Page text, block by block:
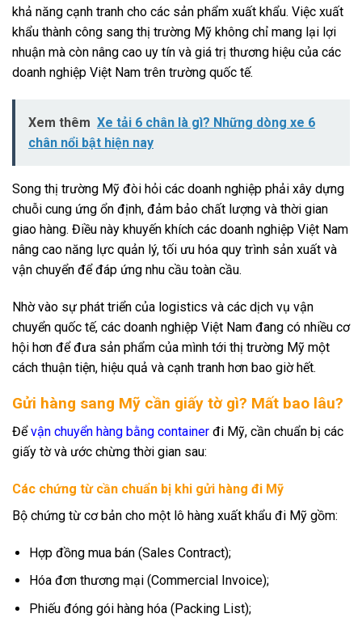
khả năng cạnh tranh cho các sản phẩm xuất khẩu. Việc xuất
khẩu thành công sang thị trường Mỹ không chỉ mang lại lợi
nhuận mà còn nâng cao uy tín và giá trị thương hiệu của các
doanh nghiệp Việt Nam trên trường quốc tế.
Xem thêm Xe tải 6 chân là gì? Những dòng xe 6
chân nổi bật hiện nay
Song thị trường Mỹ đòi hỏi các doanh nghiệp phải xây dựng
chuỗi cung ứng ổn định, đảm bảo chất lượng và thời gian
giao hàng. Điều này khuyến khích các doanh nghiệp Việt Nam
nâng cao năng lực quản lý, tối ưu hóa quy trình sản xuất và
vận chuyển để đáp ứng nhu cầu toàn cầu.
Nhờ vào sự phát triển của logistics và các dịch vụ vận
chuyển quốc tế, các doanh nghiệp Việt Nam đang có nhiều cơ
hội hơn để đưa sản phẩm của mình tới thị trường Mỹ một
cách thuận tiện, hiệu quả và cạnh tranh hơn bao giờ hết.
Gửi hàng sang Mỹ cần giấy tờ gì? Mất bao lâu?
Đểvận chuyển hàng bằng container đi Mỹ, cần chuẩn bị các
giấy tờ và ước chừng thời gian sau:
Các chứng từ cần chuẩn bị khi gửi hàng đi Mỹ
Bộ chứng từ cơ bản cho một lô hàng xuất khẩu đi Mỹ gồm:
Hợp đồng mua bán (Sales Contract);
Hóa đơn thương mại (Commercial Invoice);
Phiếu đóng gói hàng hóa (Packing List);